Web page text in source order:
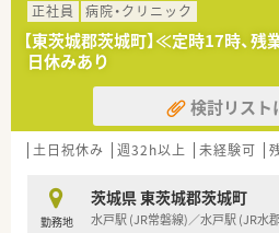
正社員
病院・クリニック
【東茨城郡茨城町】≪定時17時、
日休みあり
検討リスト
土日祝休み 週32h以上 未経験可
勤務地
茨城県 東茨城郡茨城町
水戸駅 (JR常磐線)／水戸駅 (JR水